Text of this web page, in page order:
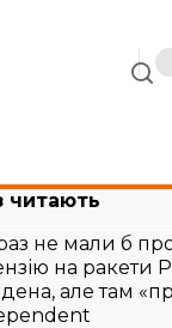
читають
не мали б
на ракети
але там